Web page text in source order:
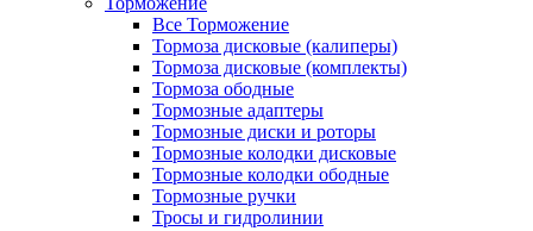
Все Торможение
Тормоза дисковые (калиперы)
Тормоза дисковые (комплекты)
Тормоза ободные
Тормозные адаптеры
Тормозные диски и роторы
Тормозные колодки дисковые
Тормозные колодки ободные
Тормозные ручки
Тросы и гидролинии